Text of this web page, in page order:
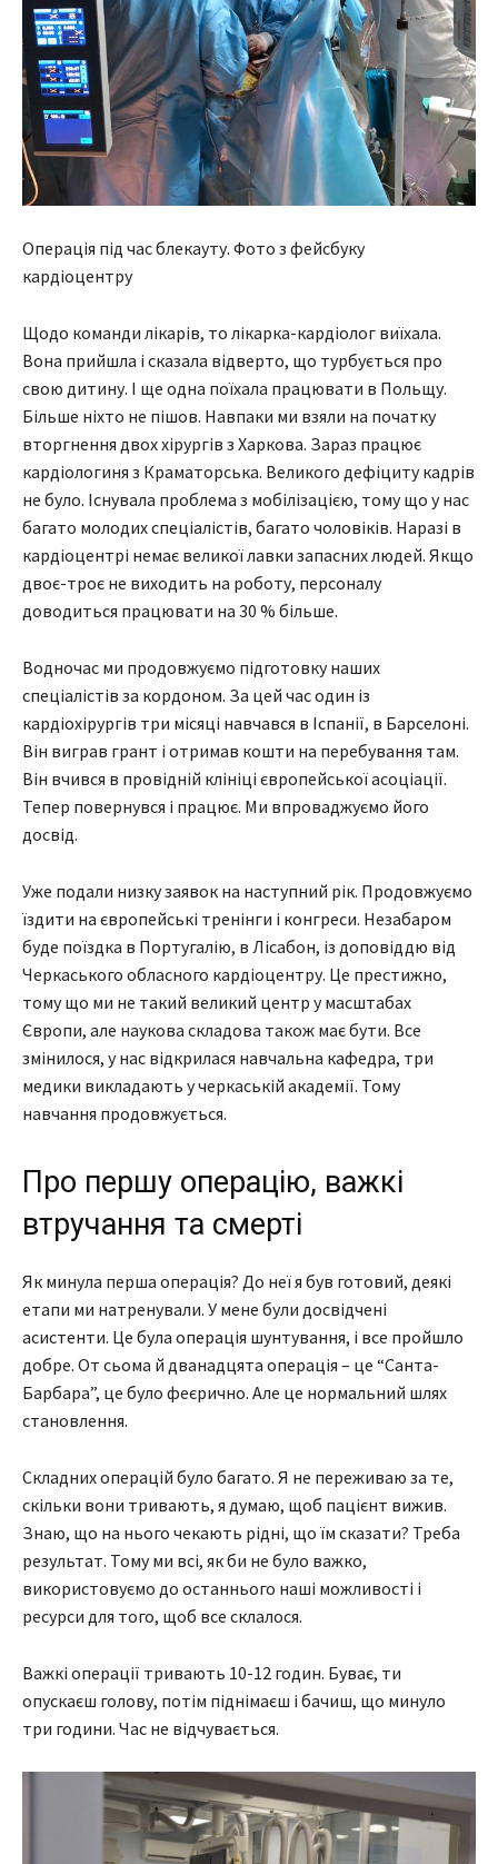
Операція під час блекауту. Фото з фейсбуку
кардіоцентру
Щодо команди лікарів, то лікарка-кардіолог виїхала.
Вона прийшла і сказала відверто, що турбується про
свою дитину. І ще одна поїхала працювати в Польщу.
Більше ніхто не пішов. Навпаки ми взяли на початку
вторгнення двох хірургів з Харкова. Зараз працює
кардіологиня з Краматорська. Великого дефіциту кадрів
не було. Існувала проблема з мобілізацією, тому що у нас
багато молодих спеціалістів, багато чоловіків. Наразі в
кардіоцентрі немає великої лавки запасних людей. Якщо
двоє-троє не виходить на роботу, персоналу
доводиться працювати на 30 % більше.
Водночас ми продовжуємо підготовку наших
спеціалістів за кордоном. За цей час один із
кардіохірургів три місяці навчався в Іспанії, в Барселоні.
Він виграв грант і отримав кошти на перебування там.
Він вчився в провідній клініці європейської асоціації.
Тепер повернувся і працює. Ми впроваджуємо його
досвід.
Уже подали низку заявок на наступний рік. Продовжуємо
їздити на європейські тренінги і конгреси. Незабаром
буде поїздка в Португалію, в Лісабон, із доповіддю від
Черкаського обласного кардіоцентру. Це престижно,
тому що ми не такий великий центр у масштабах
Європи, але наукова складова також має бути. Все
змінилося, у нас відкрилася навчальна кафедра, три
медики викладають у черкаській академії. Тому
навчання продовжується.
Про першу операцію, важкі
втручання та смерті
Як минула перша операція? До неї я був готовий, деякі
етапи ми натренували. У мене були досвідчені
асистенти. Це була операція шунтування, і все пройшло
добре. От сьома й дванадцята операція – це “Санта-
Барбара”, це було феєрично. Але це нормальний шлях
становлення.
Складних операцій було багато. Я не переживаю за те,
скільки вони тривають, я думаю, щоб пацієнт вижив.
Знаю, що на нього чекають рідні, що їм сказати? Треба
результат. Тому ми всі, як би не було важко,
використовуємо до останнього наші можливості і
ресурси для того, щоб все склалося.
Важкі операції тривають 10-12 годин. Буває, ти
опускаєш голову, потім піднімаєш і бачиш, що минуло
три години. Час не відчувається.